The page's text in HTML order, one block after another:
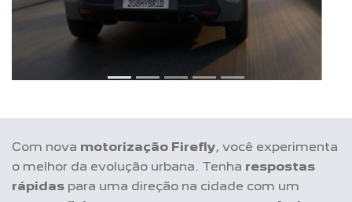
Com novamotorização Firefly, você experimenta
o melhor da evolução urbana. Tenha
para uma direção na cidade com um
motor eficiente e extremamente econômico.
espelhamento de aplicativoscompatíveis com o
Android Auto e Apple Car play sem fios. Aproveite
umdesign clean, sem botões ecarregue seu